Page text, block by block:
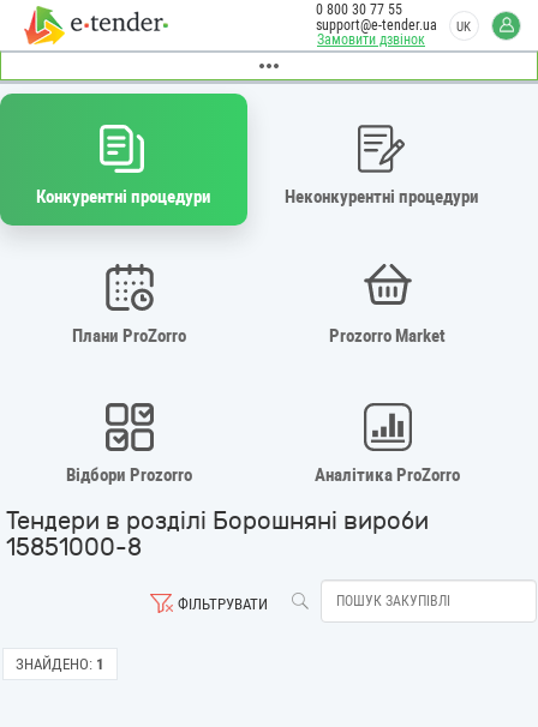
Замовити дзвінок
0 800 30 77 55
support@e-tender.ua
UK
Конкурентні процедури Неконкурентні процедури
Плани ProZorro Prozorro Market
Відбори Prozorro Аналітика ProZorro
Тендери в розділі Борошняні вироби
15851000-8
ФІЛЬТРУВАТИ
ЗНАЙДЕНО: 1